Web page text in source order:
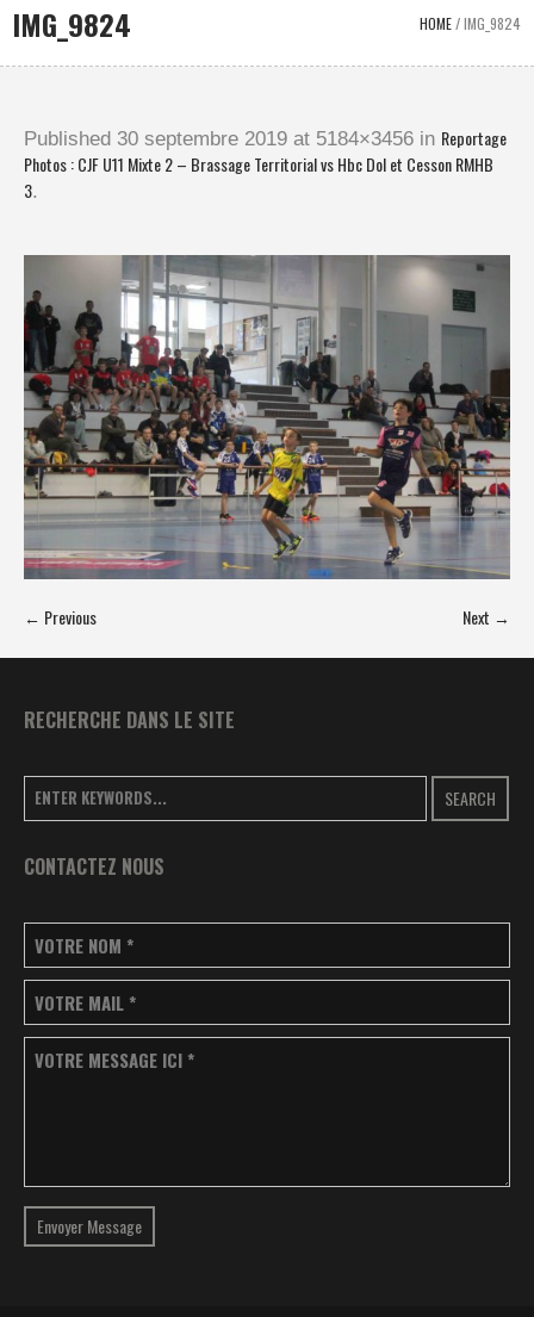
IMG_9824 HOME/IMG_9824
Published 30 septembre 2019 at 5184×3456 in Reportage
Photos : CJF U11 Mixte 2 – Brassage Territorial vs Hbc Dol et Cesson RMHB
3.
← Previous Next →
RECHERCHE DANS LE SITE
SEARCH
CONTACTEZ NOUS
VOTRE NOM *
VOTRE MAIL *
VOTRE MESSAGE ICI *
Envoyer Message